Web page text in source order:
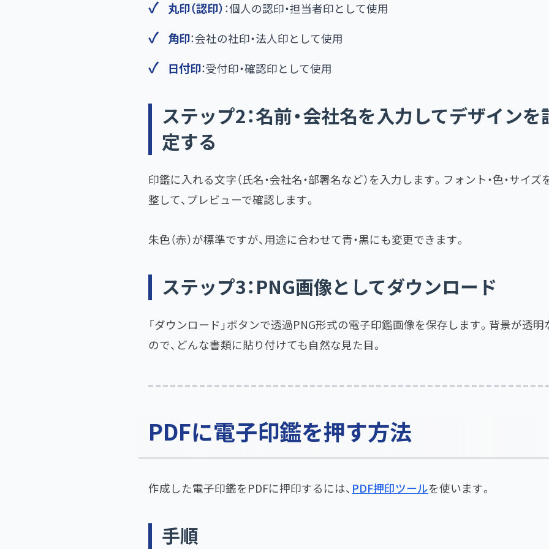
丸印（認印）​ ：個人の認印・担当者印として使用
角印：会社の社印・法人印として使用
日付印：受付印・確認印として使用
ステップ2：名前・会社名を入力してデザインを
定する
印鑑に入れる文字（氏名・会社名・部署名など）を入力します。フォント・色・サイズ
整して、プレビューで確認します。
朱色（赤）が標準ですが、用途に合わせて青・黒にも変更できます。
ステップ3：PNG画像としてダウンロード
「ダウンロード」ボタンで透過PNG形式の電子印鑑画像を保存します。背景が透明
ので、どんな書類に貼り付けても自然な見た目。
PDFに電子印鑑を押す方法
作成した電子印鑑をPDFに押印するには、 PDF押印ツールを使います。
手順